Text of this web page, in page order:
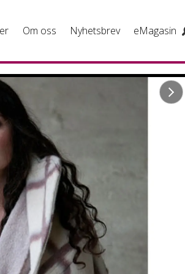
Om oss Nyhetsbrev eMagasin